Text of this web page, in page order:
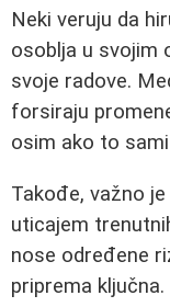
Neki veruju da
osoblja u svojim
svoje radove.
forsiraju
osim ako to
Takođe, važno
uticajem
nose određene
priprema ključna.